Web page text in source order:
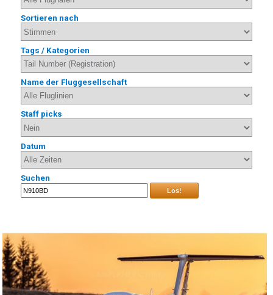
Sortieren nach
Tags / Kategorien
Name der Fluggesellschaft
Staff picks
Datum
Suchen
Los!